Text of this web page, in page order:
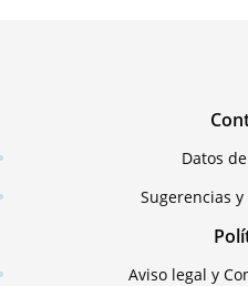
Datos
Sugerencias
Aviso legal y